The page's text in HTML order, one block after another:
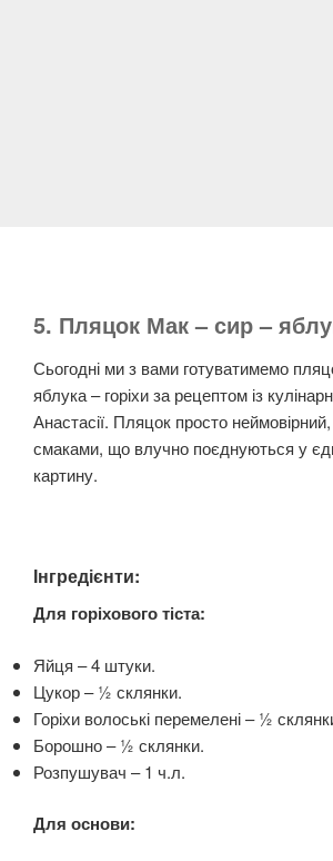
5. Пляцок Мак – сир –
Сьогодні ми з вами готуватимемо
яблука – горіхи за рецептом із
Анастасії. Пляцок просто
смаками, що влучно поєднуються у
картину.
Інгредієнти:
Для горіхового тіста:
Яйця – 4 штуки.
Цукор – ½ склянки.
Горіхи волоські перемелені – ½
Борошно – ½ склянки.
Розпушувач – 1 ч.л.
Для основи: